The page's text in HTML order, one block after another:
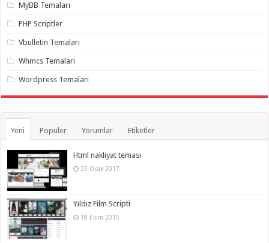
MyBB Temaları
PHP Scriptler
Vbulletin Temaları
Whmcs Temaları
Wordpress Temaları
Yeni Popüler Yorumlar Etiketler
Html nakliyat teması
23 Ocak 2017
Yıldız Film Scripti
18 Ekim 2015